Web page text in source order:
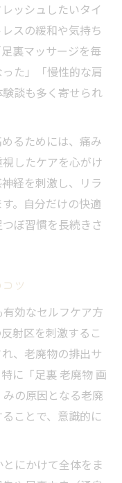
調の変化とは
体感ポイント
際の実感例
スと健康維持
ッシュしたいタイ
スの緩和や気持ち
裏マッサージを毎
た」「慢性的な肩
談も多く寄せられ
るためには、痛み
したケアを心がけ
経を刺激し、リラ
。自分だけの快適
ぼ習慣を長続きさ
ツ
効なセルフケア方
射区を刺激するこ
、老廃物の排出サ
に「足裏 老廃物 画
の原因となる老廃
ことで、意識的に
にかけて全体をま